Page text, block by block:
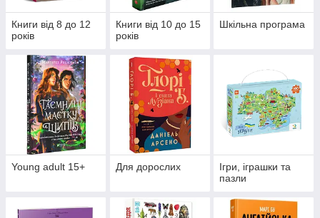
Книги від 8 до 12
років
Книги від 10 до 15
років
Шкільна програма
Young adult 15+ Для дорослих
Ігри, іграшки та
пазли